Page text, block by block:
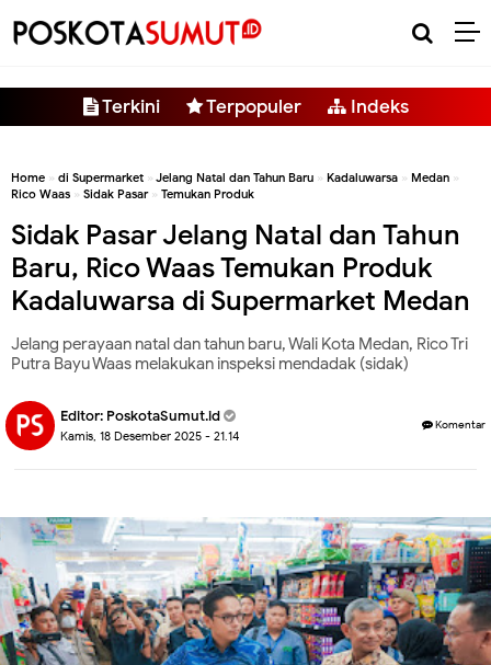
Terkini Terpopuler Indeks
Home » di Supermarket » Jelang Natal dan Tahun Baru » Kadaluwarsa » Medan »
Rico Waas » Sidak Pasar» Temukan Produk
Sidak Pasar Jelang Natal dan Tahun
Baru, Rico Waas Temukan Produk
Kadaluwarsa di Supermarket Medan
Jelang perayaan natal dan tahun baru, Wali Kota Medan, Rico Tri
Putra Bayu Waas melakukan inspeksi mendadak (sidak)
Editor: PoskotaSumut.id
Kamis, 18 Desember 2025 - 21.14
Komentar